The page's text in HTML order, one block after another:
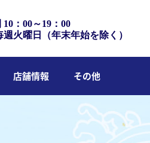
：00～19：00
週火曜日（年末年始を除く）
店舗情報 その他